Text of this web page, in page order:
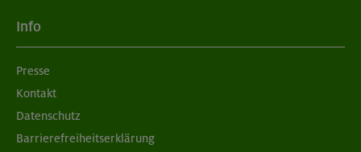
Info
Presse
Kontakt
Datenschutz
Barrierefreiheitserklärung